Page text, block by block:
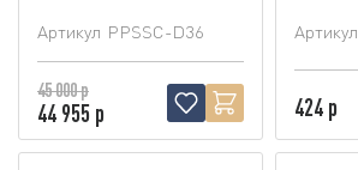
Артикул PPSSC-D36
45 000 р
44 955 р
Артикул
424 р